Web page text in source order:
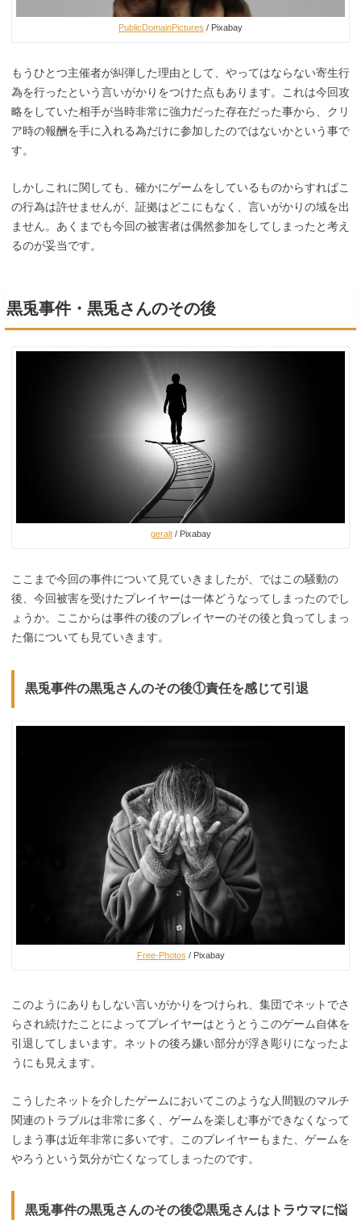
PublicDomainPictures / Pixabay
もうひとつ主催者が糾弾した理由として、やってはならない寄生行
為を行ったという言いがかりをつけた点もあります。これは今回攻
略をしていた相手が当時非常に強力だった存在だった事から、クリ
ア時の報酬を手に入れる為だけに参加したのではないかという事で
す。
しかしこれに関しても、確かにゲームをしているものからすればこ
の行為は許せませんが、証拠はどこにもなく、言いがかりの域を出
ません。あくまでも今回の被害者は偶然参加をしてしまったと考え
るのが妥当です。
黒兎事件・黒兎さんのその後
geralt/ Pixabay
ここまで今回の事件について見ていきましたが、ではこの騒動の
後、今回被害を受けたプレイヤーは一体どうなってしまったのでし
ょうか。ここからは事件の後のプレイヤーのその後と負ってしまっ
た傷についても見ていきます。
黒兎事件の黒兎さんのその後①責任を感じて引退
Free-Photos / Pixabay
このようにありもしない言いがかりをつけられ、集団でネットでさ
らされ続けたことによってプレイヤーはとうとうこのゲーム自体を
引退してしまいます。ネットの後ろ嫌い部分が浮き彫りになったよ
うにも見えます。
こうしたネットを介したゲームにおいてこのような人間観のマルチ
関連のトラブルは非常に多く、ゲームを楽しむ事ができなくなって
しまう事は近年非常に多いです。このプレイヤーもまた、ゲームを
やろうという気分が亡くなってしまったのです。
黒兎事件の黒兎さんのその後②黒兎さんはトラウマに悩